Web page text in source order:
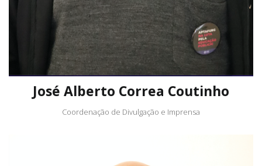
José Alberto Correa Coutinho
Coordenação de Divulgação e Imprensa